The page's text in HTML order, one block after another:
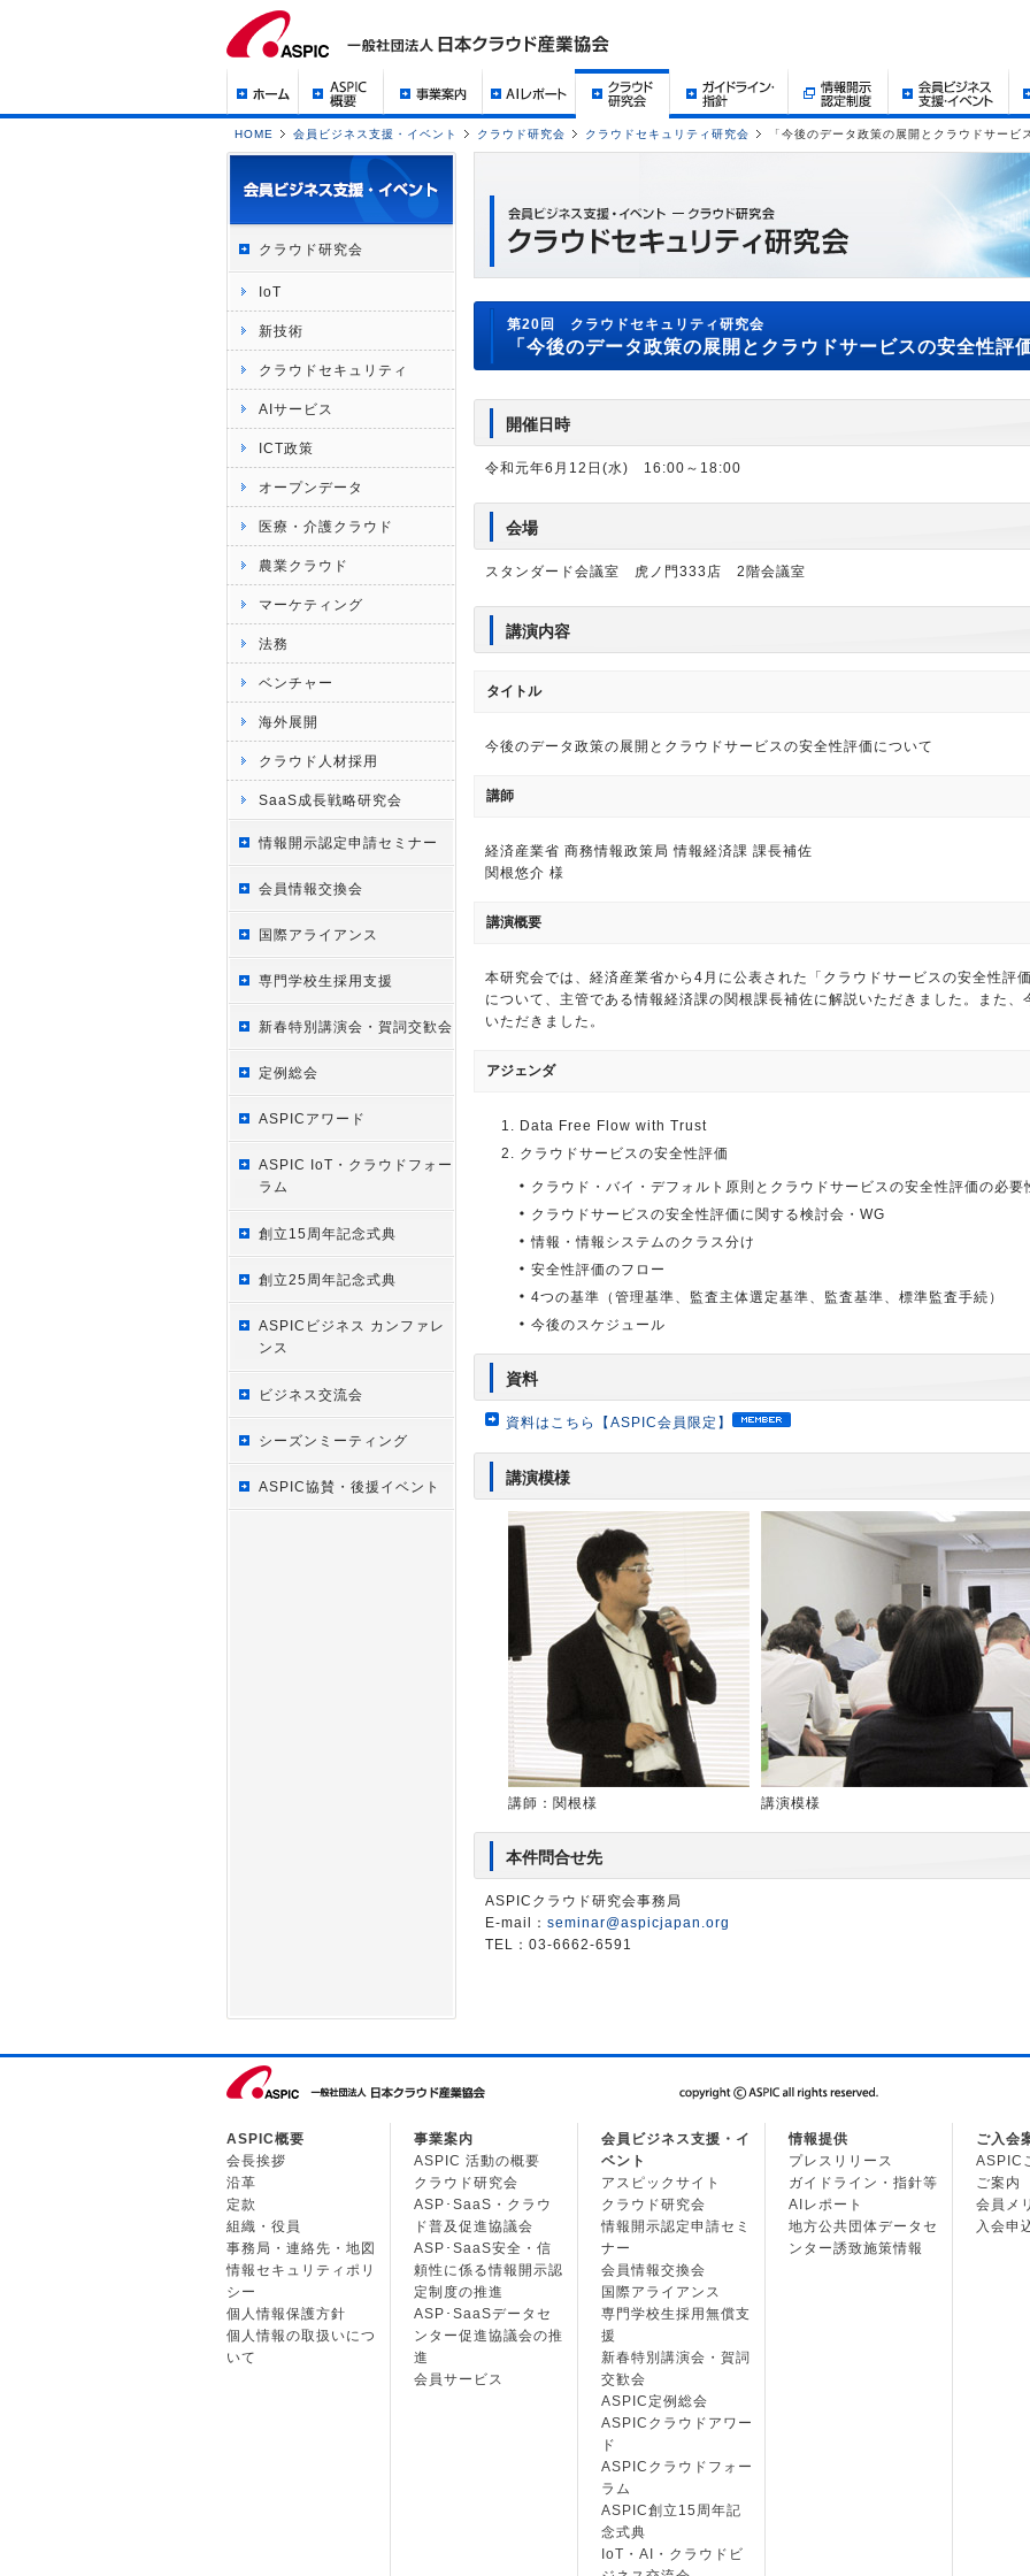
HOME 会員ビジネス支援・イベント クラウド研究会 クラウドセキュリティ研究会 「今後のデータ政策の展開とクラウドサービ
クラウド研究会
IoT
新技術
クラウドセキュリティ
AIサービス
ICT政策
オープンデータ
医療・介護クラウド
農業クラウド
マーケティング
法務
ベンチャー
海外展開
クラウド人材採用
SaaS成長戦略研究会
情報開示認定申請セミナー
会員情報交換会
国際アライアンス
専門学校生採用支援
新春特別講演会・賀詞交歓会
定例総会
ASPICアワード
ASPIC IoT・クラウドフォー
ラム
創立15周年記念式典
創立25周年記念式典
ASPICビジネス カンファレ
ンス
ビジネス交流会
シーズンミーティング
ASPIC協賛・後援イベント
第20回 クラウドセキュリティ研究会
「今後のデータ政策の展開とクラウドサービスの安全性評
開催日時
令和元年6月12日(水) 16:00～18:00
会場
スタンダード会議室 虎ノ門333店 2階会議室
講演内容
タイトル
今後のデータ政策の展開とクラウドサービスの安全性評価について
講師
経済産業省 商務情報政策局 情報経済課 課長補佐
関根悠介 様
講演概要
本研究会では、経済産業省から4月に公表された「クラウドサービスの安全性評
について、主管である情報経済課の関根課長補佐に解説いただきました。また
いただきました。
アジェンダ
Data Free Flow with Trust
クラウドサービスの安全性評価
クラウド・バイ・デフォルト原則とクラウドサービスの安全性評価の必要
クラウドサービスの安全性評価に関する検討会・WG
情報・情報システムのクラス分け
安全性評価のフロー
4つの基準（管理基準、監査主体選定基準、監査基準、標準監査手続）
今後のスケジュール
資料
資料はこちら【ASPIC会員限定】
講演模様
講師：関根様 講演模様
本件問合せ先
ASPICクラウド研究会事務局
E-mail： seminar@aspicjapan.org
TEL：03-6662-6591
ASPIC概要
会長挨拶
沿革
定款
組織・役員
事務局・連絡先・地図
情報セキュリティポリ
シー
個人情報保護方針
個人情報の取扱いにつ
いて
事業案内
ASPIC 活動の概要
クラウド研究会
ASP･SaaS・クラウ
ド普及促進協議会
ASP･SaaS安全・信
頼性に係る情報開示認
定制度の推進
ASP･SaaSデータセ
ンター促進協議会の推
進
会員サービス
会員ビジネス支援・イ
ベント
アスピックサイト
クラウド研究会
情報開示認定申請セミ
ナー
会員情報交換会
国際アライアンス
専門学校生採用無償支
援
新春特別講演会・賀詞
交歓会
ASPIC定例総会
ASPICクラウドアワー
ド
ASPICクラウドフォー
ラム
ASPIC創立15周年記
念式典
IoT・AI・クラウドビ
情報提供
プレスリリース
ガイドライン・指針等
AIレポート
地方公共団体データセ
ンター誘致施策情報
ご入会
ASPIC
ご案内
会員メ
入会申